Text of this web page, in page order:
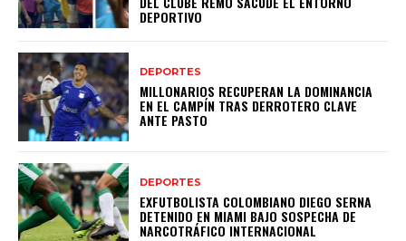
DEPORTIVO
DEPORTES
MILLONARIOS RECUPERAN LA DOMINANCIA
EN EL CAMPÍN TRAS DERROTERO CLAVE
ANTE PASTO
DEPORTES
EXFUTBOLISTA COLOMBIANO DIEGO SERNA
DETENIDO EN MIAMI BAJO SOSPECHA DE
NARCOTRÁFICO INTERNACIONAL